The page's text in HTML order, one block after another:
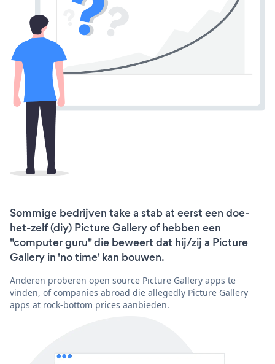
Sommige bedrijven take a stab at eerst een doe-
het-zelf (diy) Picture Gallery of hebben een
"computer guru" die beweert dat hij/zij a Picture
Gallery in 'no time' kan bouwen.
Anderen proberen open source Picture Gallery apps te
vinden, of companies abroad die allegedly Picture Gallery
apps at rock-bottom prices aanbieden.